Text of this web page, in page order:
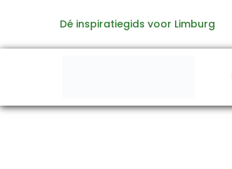
de
Dé inspiratiegids voor Limburg
naar: